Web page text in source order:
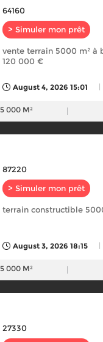
64160
> Simuler mon prêt
vente terrain 5000 m² à
120 000 €
August 4, 2026 15:01 |
5 000 M²
87220
> Simuler mon prêt
terrain constructible
August 3, 2026 18:15 |
5 000 M²
27330